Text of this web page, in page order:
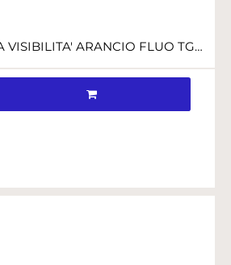
PANTALONI ALTA VISIBILITA' ARANCIO FLUO TG.M